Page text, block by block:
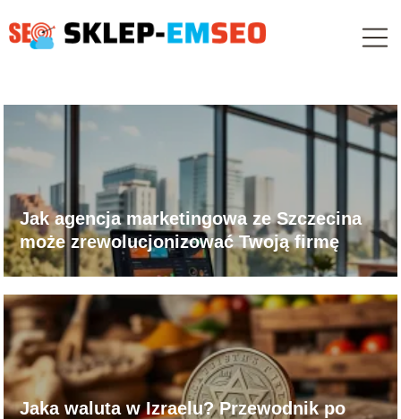
Jak agencja marketingowa ze Szczecina
może zrewolucjonizować Twoją firmę
Jaka waluta w Izraelu? Przewodnik po